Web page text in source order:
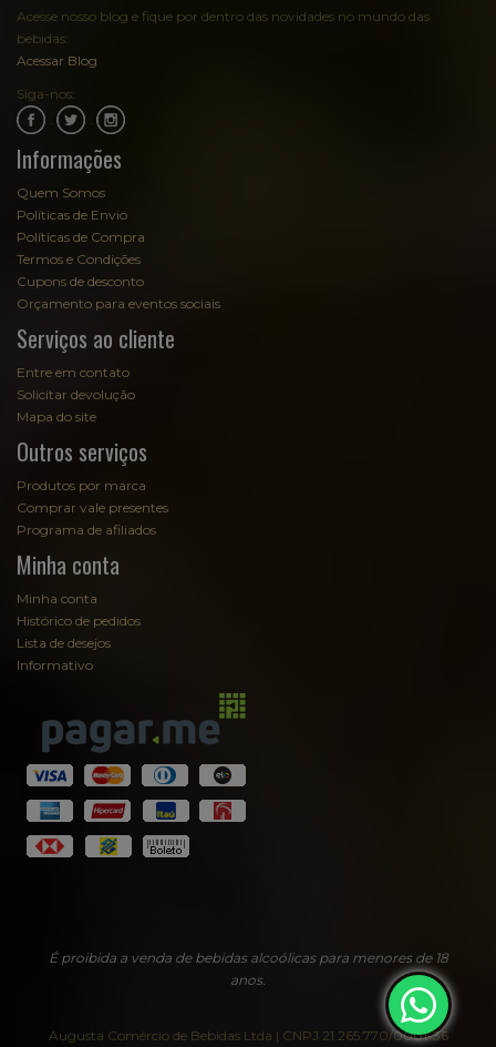
Acesse nosso blog e fique por dentro das novidades no mundo das
bebidas:
Acessar Blog
Siga-nos:
Informações
Quem Somos
Políticas de Envio
Políticas de Compra
Termos e Condições
Cupons de desconto
Orçamento para eventos sociais
Serviços ao cliente
Entre em contato
Solicitar devolução
Mapa do site
Outros serviços
Produtos por marca
Comprar vale presentes
Programa de afiliados
Minha conta
Minha conta
Histórico de pedidos
Lista de desejos
Informativo
É proibida a venda de bebidas alcoólicas para menores de 18
anos.
Augusta Comércio de Bebidas Ltda | CNPJ 21.265.770/0001-36